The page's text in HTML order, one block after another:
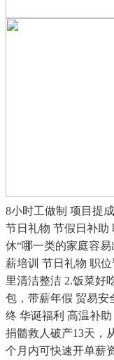
8小时工做制 项目提
节日礼物 节假日补助
休“哪一类的家庭容
薪培训 节日礼物 职
里清洁整洁 2.饭菜好
包，带薪年假 贸易安
终 华诞福利 高温补
捐髓救人破产13天，
个月内可快速开单薪